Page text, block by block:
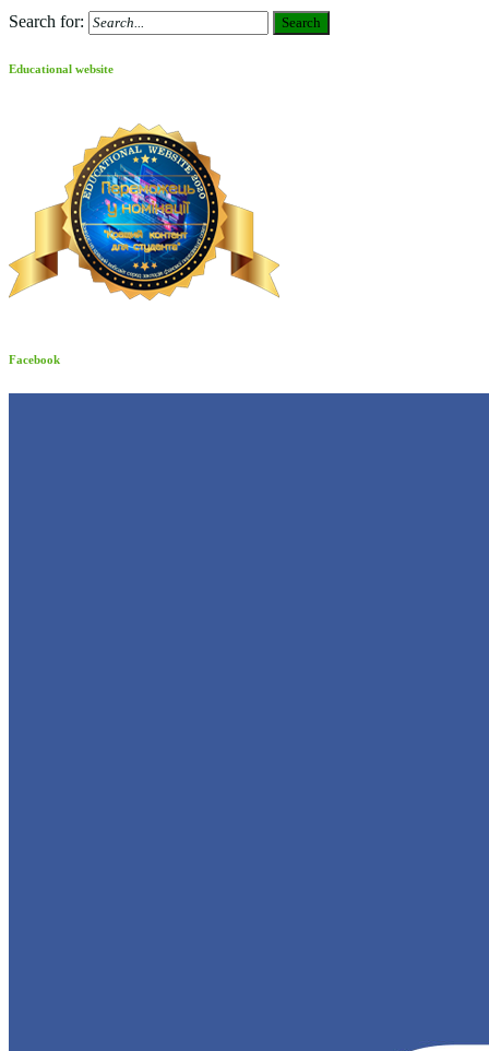
Search for: Search
Educational website
Facebook